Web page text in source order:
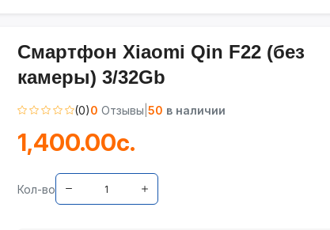
Смартфон Xiaomi Qin F22 (без
камеры) 3/32Gb
(0)0 Отзывы 50 в наличии
1,400.00с.
Кол-во